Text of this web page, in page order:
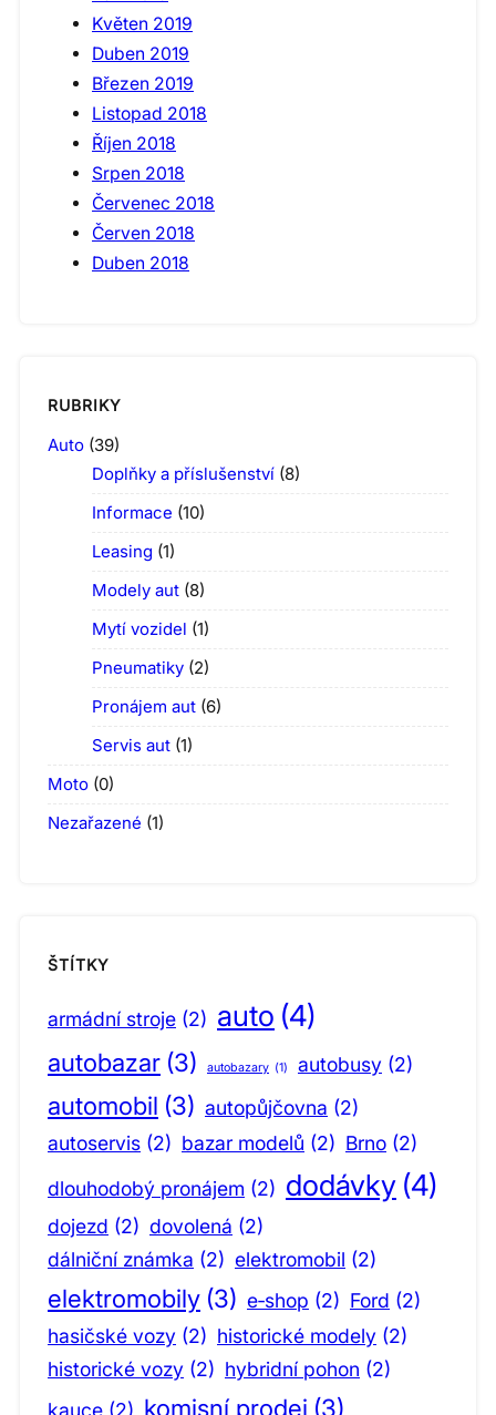
Květen 2019
Duben 2019
Březen 2019
Listopad 2018
Říjen 2018
Srpen 2018
Červenec 2018
Červen 2018
Duben 2018
RUBRIKY
Auto (39)
Doplňky a příslušenství (8)
Informace (10)
Leasing (1)
Modely aut (8)
Mytí vozidel (1)
Pneumatiky (2)
Pronájem aut (6)
Servis aut (1)
Moto (0)
Nezařazené (1)
ŠTÍTKY
armádní stroje (2) auto (4)
autobazar (3) autobazary (1) autobusy (2)
automobil (3) autopůjčovna (2)
autoservis (2) bazar modelů (2) Brno (2)
dlouhodobý pronájem (2) dodávky (4)
dojezd (2) dovolená (2)
dálniční známka (2) elektromobil (2)
elektromobily (3) e‑shop (2) Ford (2)
hasičské vozy (2) historické modely (2)
historické vozy (2) hybridní pohon (2)
kauce (2) komisní prodej (3)